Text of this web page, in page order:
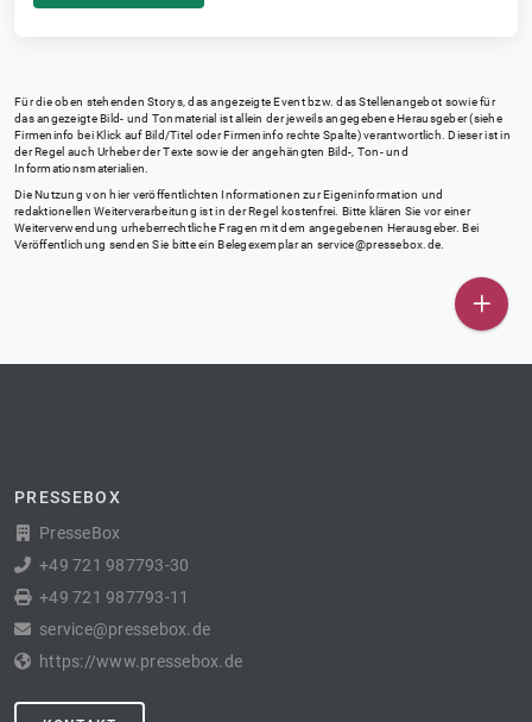
Für die oben stehenden Storys, das angezeigte Event bzw. das Stellenangebot sowie für
das angezeigte Bild- und Tonmaterial ist allein der jeweils angegebene Herausgeber (siehe
Firmeninfo bei Klick auf Bild/Titel oder Firmeninfo rechte Spalte) verantwortlich. Dieser ist in
der Regel auch Urheber der Texte sowie der angehängten Bild-, Ton- und
Informationsmaterialien.
Die Nutzung von hier veröffentlichten Informationen zur Eigeninformation und
redaktionellen Weiterverarbeitung ist in der Regel kostenfrei. Bitte klären Sie vor einer
Weiterverwendung urheberrechtliche Fragen mit dem angegebenen Herausgeber. Bei
Veröffentlichung senden Sie bitte ein Belegexemplar an service@pressebox.de
PRESSEBOX
PresseBox
+49 721 987793-30
+49 721 987793-11
service@pressebox.de
https://www.pressebox.de